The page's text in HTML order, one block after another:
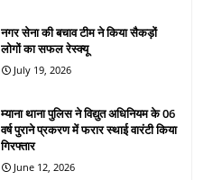
नगर सेना की बचाव टीम ने किया सैकड़ों
लोगों का सफल रेस्क्यू
July 19, 2026
म्याना थाना पुलिस ने विद्युत अधिनियम के 06
वर्ष पुराने प्रकरण में फरार स्थाई वारंटी किया
गिरफ्तार
June 12, 2026